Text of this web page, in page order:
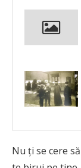
Nu ţi se cere